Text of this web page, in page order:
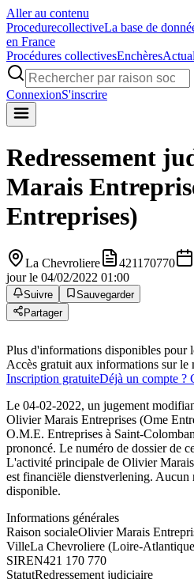
Aller au contenu
ProcedurecollectiveLa base de
en France
Procédures collectivesEnchères
ConnexionS'inscrire
Redressement
Marais
Entreprises)
La Chevroliere 421170770
jour le 04/02/2022 01:00
Suivre
Sauvegarder
Partager
Plus d'informations disponibles pour
Accès gratuit aux informations sur le
Inscription gratuiteDéjà un compte ?
Le 04-02-2022, un jugement
Olivier Marais Entreprises (Ome
O.M.E. Entreprises à Saint-
prononcé. Le numéro de dossier de
L'activité principale de Olivier
est financiële dienstverlening. Aucun
disponible.
Informations générales
Raison socialeOlivier Marais
VilleLa Chevroliere (Loire-
SIREN421 170 770
StatutRedressement judiciaire